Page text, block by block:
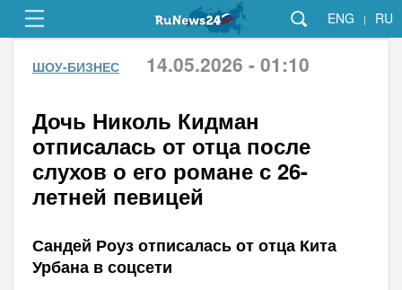
ENG | RU
ШОУ-БИЗНЕС 14.05.2026 - 01:10
Дочь Николь Кидман
отписалась от отца после
слухов о его романе с 26-
летней певицей
Сандей Роуз отписалась от отца Кита
Урбана в соцсети